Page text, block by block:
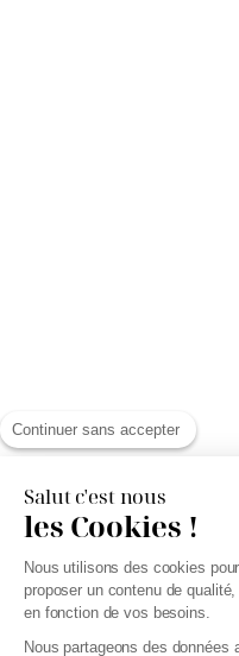
Continuer sans accepter
Salut c'est nous
les Cookies !
Nous utilisons des cookies
proposer un contenu de
en fonction de vos besoins.
Nous partageons des